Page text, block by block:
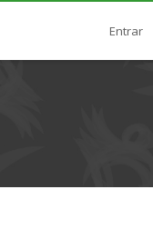
Entrar